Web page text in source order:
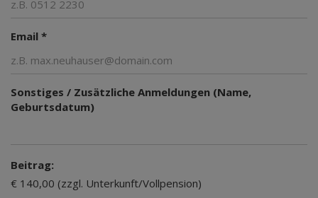
Email *
Sonstiges / Zusätzliche Anmeldungen (Name,
Geburtsdatum)
Beitrag:
€ 140,00 (zzgl. Unterkunft/Vollpension)